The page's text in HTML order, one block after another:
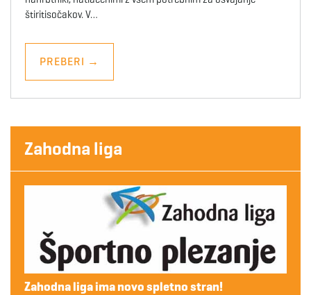
štiritisočakov. V…
PREBERI →
Zahodna liga
Zahodna liga ima novo spletno stran!